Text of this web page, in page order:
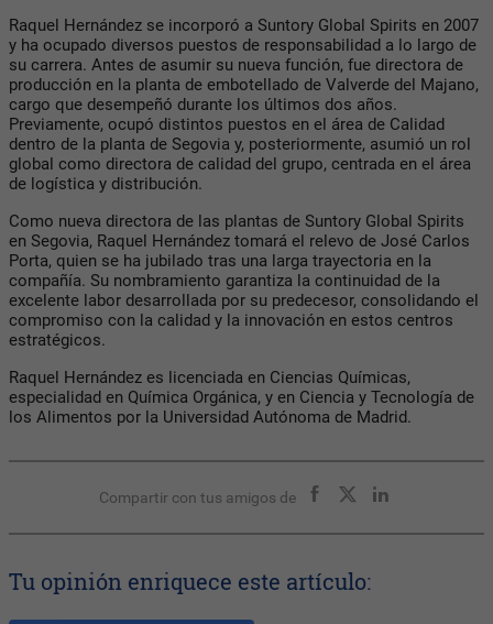
Raquel Hernández se incorporó a Suntory Global Spirits en 2007
y ha ocupado diversos puestos de responsabilidad a lo largo de
su carrera. Antes de asumir su nueva función, fue directora de
producción en la planta de embotellado de Valverde del Majano,
cargo que desempeñó durante los últimos dos años.
Previamente, ocupó distintos puestos en el área de Calidad
dentro de la planta de Segovia y, posteriormente, asumió un rol
global como directora de calidad del grupo, centrada en el área
de logística y distribución.
Como nueva directora de las plantas de Suntory Global Spirits
en Segovia, Raquel Hernández tomará el relevo de José Carlos
Porta, quien se ha jubilado tras una larga trayectoria en la
compañía. Su nombramiento garantiza la continuidad de la
excelente labor desarrollada por su predecesor, consolidando el
compromiso con la calidad y la innovación en estos centros
estratégicos.
Raquel Hernández es licenciada en Ciencias Químicas,
especialidad en Química Orgánica, y en Ciencia y Tecnología de
los Alimentos por la Universidad Autónoma de Madrid.
Compartir con tus amigos de
Tu opinión enriquece este artículo: